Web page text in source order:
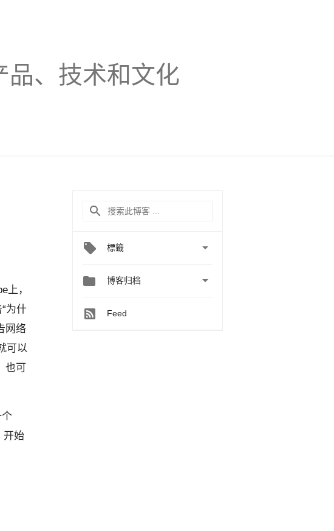
品、技术和文化
上，
为什
网络
可以
也可
开始
標籤 
 博客归档 
Feed